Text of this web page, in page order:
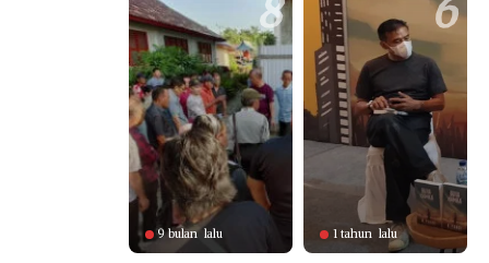
8
9 bulan lalu
6
1 tahun lalu